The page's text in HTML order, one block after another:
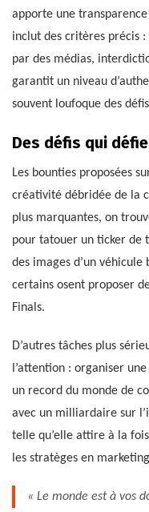
apporte une
inclut des critères précis
par des médias,
garantit un niveau
souvent loufoque des
Des défis qui
Les bounties proposées
créativité débridée de la
plus marquantes, on
pour tatouer un ticker de
des images d’un
certains osent proposer
Finals.
D’autres tâches plus
l’attention : organiser
un record du monde de
avec un milliardaire sur
telle qu’elle attire à la
les stratèges en
« Le monde est à vos